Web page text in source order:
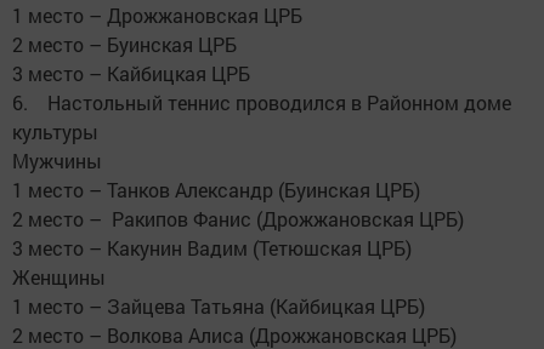
1 место – Дрожжановская ЦРБ
2 место – Буинская ЦРБ
3 место – Кайбицкая ЦРБ
6. Настольный теннис проводился в Районном доме
культуры
Мужчины
1 место – Танков Александр (Буинская ЦРБ)
2 место – Ракипов Фанис (Дрожжановская ЦРБ)
3 место – Какунин Вадим (Тетюшская ЦРБ)
Женщины
1 место – Зайцева Татьяна (Кайбицкая ЦРБ)
2 место – Волкова Алиса (Дрожжановская ЦРБ)